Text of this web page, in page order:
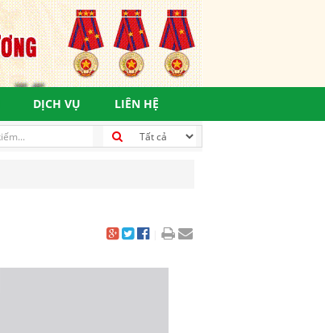
DỊCH VỤ LIÊN HỆ